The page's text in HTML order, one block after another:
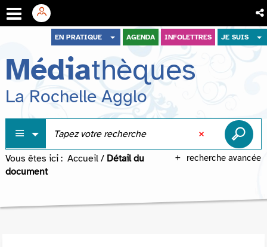
menu
contenu
recherche
EN PRATIQUE AGENDA INFOLETTRES JE SUIS
Médiathèques
La Rochelle Agglo
recherche avancée
Vous êtes ici : Accueil / Détail du
document